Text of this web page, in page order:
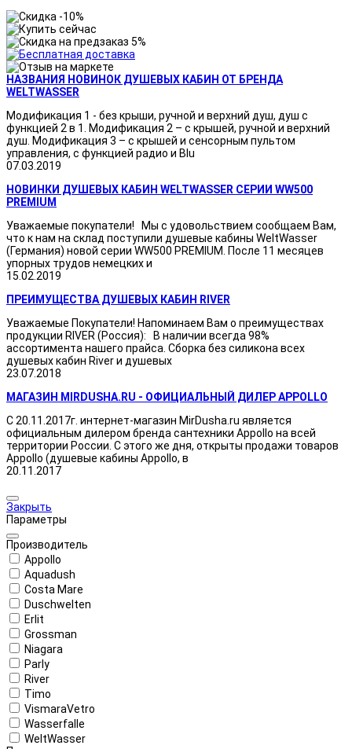
НАЗВАНИЯ НОВИНОК ДУШЕВЫХ КАБИН ОТ БРЕНДА
WELTWASSER
Модификация 1 - без крыши, ручной и верхний душ, душ с
функцией 2 в 1. Модификация 2 – с крышей, ручной и верхний
душ. Модификация 3 – с крышей и сенсорным пультом
управления, с функцией радио и Blu
07.03.2019
НОВИНКИ ДУШЕВЫХ КАБИН WELTWASSER СЕРИИ WW500
PREMIUM
Уважаемые покупатели! Мы с удовольствием сообщаем Вам,
что к нам на склад поступили душевые кабины WeltWasser
(Германия) новой серии WW500 PREMIUM. После 11 месяцев
упорных трудов немецких и
15.02.2019
ПРЕИМУЩЕСТВА ДУШЕВЫХ КАБИН RIVER
Уважаемые Покупатели! Напоминаем Вам о преимуществах
продукции RIVER (Россия): В наличии всегда 98%
ассортимента нашего прайса. Сборка без силикона всех
душевых кабин River и душевых
23.07.2018
МАГАЗИН MIRDUSHA.RU - ОФИЦИАЛЬНЫЙ ДИЛЕР APPOLLO
С 20.11.2017г. интернет-магазин MirDusha.ru является
официальным дилером бренда сантехники Appollo на всей
территории России. С этого же дня, открыты продажи товаров
Appollo (душевые кабины Appollo, в
20.11.2017
Закрыть
Параметры
Производитель
Appollo
Aquadush
Costa Mare
Duschwelten
Erlit
Grossman
Niagara
Parly
River
Timo
VismaraVetro
Wasserfalle
WeltWasser